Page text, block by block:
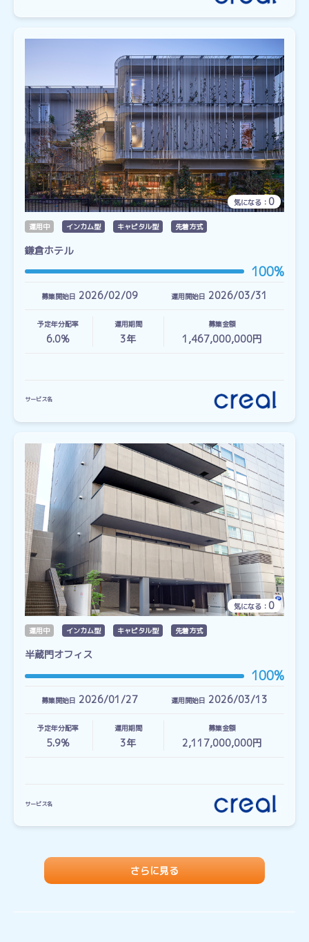
気になる： 0
運用中 インカム型 キャピタル型 先着方式
鎌倉ホテル
100%
募集開始日 2026/02/09 運用開始日 2026/03/31
予定年分配率
6.0%
運用期間
3年
募集金額
1,467,000,000円
サービス名
気になる： 0
運用中 インカム型 キャピタル型 先着方式
半蔵門オフィス
100%
募集開始日 2026/01/27 運用開始日 2026/03/13
予定年分配率
5.9%
運用期間
3年
募集金額
2,117,000,000円
サービス名
さらに見る